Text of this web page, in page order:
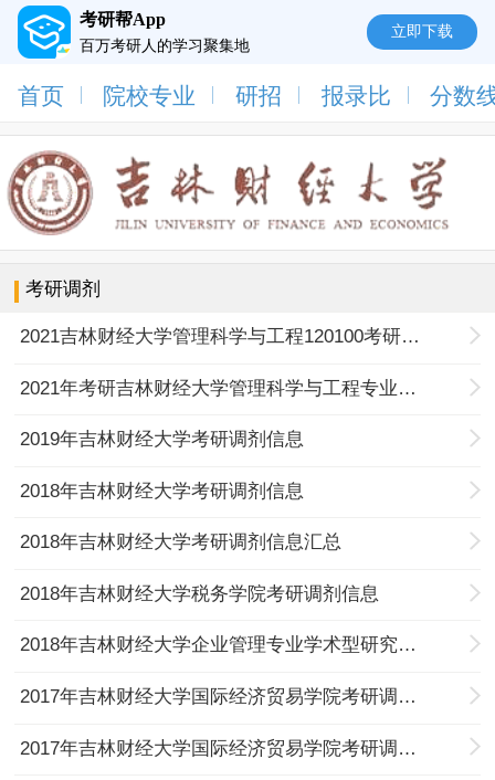
考研帮App
百万考研人的学习聚集地
立即下载
首页 院校专业 研招 报录比 分数
考研调剂
2021吉林财经大学管理科学与工程120100考研调剂信息
2021年考研吉林财经大学管理科学与工程专业招收调剂研究生的通知
2019年吉林财经大学考研调剂信息
2018年吉林财经大学考研调剂信息
2018年吉林财经大学考研调剂信息汇总
2018年吉林财经大学税务学院考研调剂信息
2018年吉林财经大学企业管理专业学术型研究生考研调剂信息
2017年吉林财经大学国际经济贸易学院考研调剂信息（最后一批）
2017年吉林财经大学国际经济贸易学院考研调剂信息